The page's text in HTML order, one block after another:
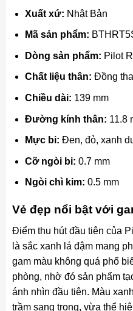
Xuất xứ: Nhật Bản
Mã sản phẩm:
Dòng sản phẩm: Pilot
Chất liệu thân: Đồng
Chiều dài: 139 mm
Đường kính thân: 11.8
Mực bi: Đen, đỏ, xanh
Cỡ ngòi bi: 0.7 mm
Ngòi chì kim: 0.5 mm
Vẻ đẹp nổi bật với
Điểm thu hút đầu tiên của
là sắc xanh lá đậm mang
gam màu không quá phổ
phòng, nhờ đó sản phẩm
ánh nhìn đầu tiên. Màu
trầm sang trọng, vừa thể